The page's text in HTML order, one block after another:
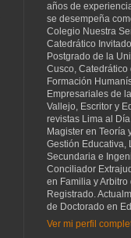
años de
se desempeña
Colegio Nuestra
Catedrático
Postgrado de la
Cusco, Catedrático
Formación
Empresariales de
Vallejo, Escritor y
revistas Lima al
Magister en Teoría
Gestión Educativa,
Secundaria e
Conciliador
en Familia y
Registrado.
de Doctorado en
Ver mi perfil